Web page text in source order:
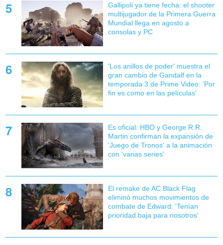
Gallipoli ya tiene fecha: el shooter
multijugador de la Primera Guerra
Mundial llega en agosto a
consolas y PC
'Los anillos de poder' muestra el
gran cambio de Gandalf en la
temporada 3 de Prime Video: 'Por
fin es como en las películas'
Es oficial: HBO y George R.R.
Martin confirman la expansión de
'Juego de Tronos' a la animación
con 'varias series'
El remake de AC Black Flag
eliminó muchos movimientos de
combate de Edward: 'Tenían
prioridad baja para nosotros'